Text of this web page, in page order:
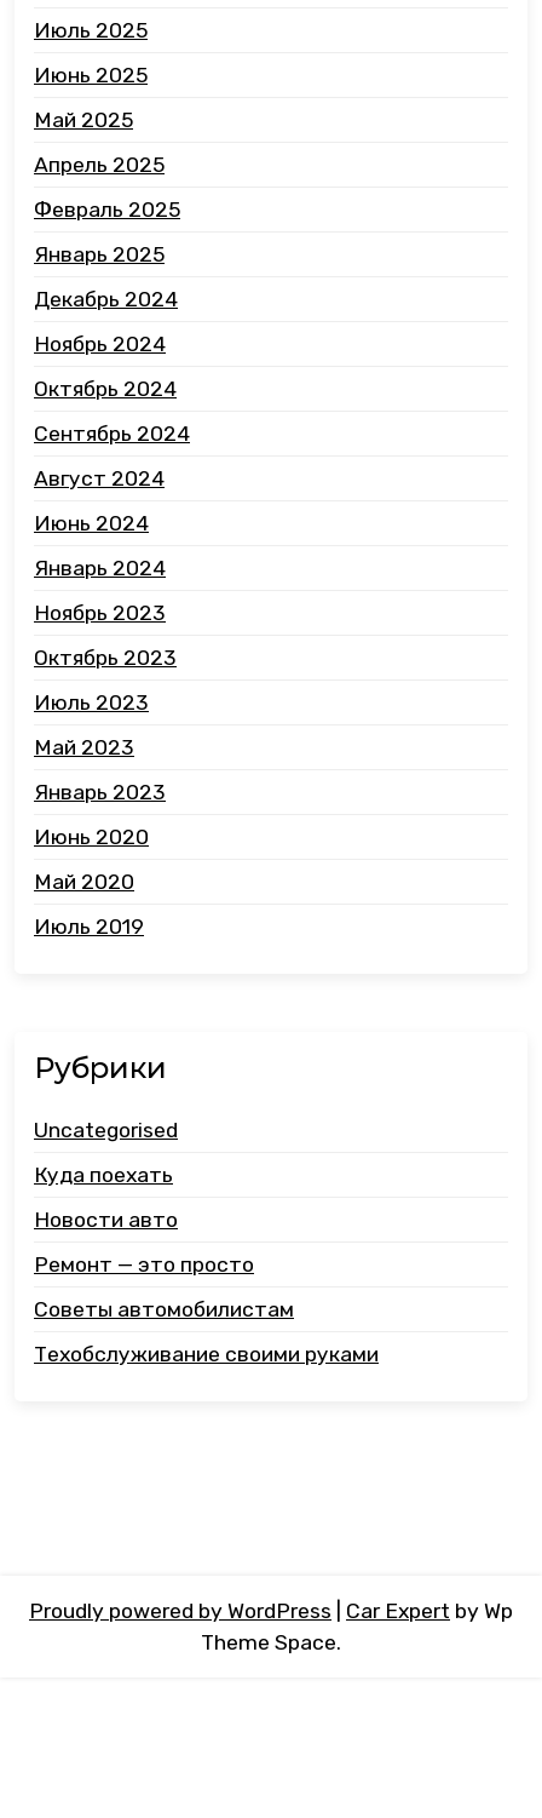
Июль 2025
Июнь 2025
Май 2025
Апрель 2025
Февраль 2025
Январь 2025
Декабрь 2024
Ноябрь 2024
Октябрь 2024
Сентябрь 2024
Август 2024
Июнь 2024
Январь 2024
Ноябрь 2023
Октябрь 2023
Июль 2023
Май 2023
Январь 2023
Июнь 2020
Май 2020
Июль 2019
Рубрики
Uncategorised
Куда поехать
Новости авто
Ремонт — это просто
Советы автомобилистам
Техобслуживание своими руками
Proudly powered by WordPress Car Expert by Wp
Theme Space.